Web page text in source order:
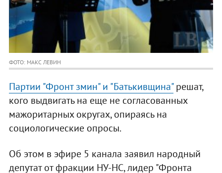
ФОТО: МАКС ЛЕВИН
Партии "Фронт змин" и "Батькивщина"решат,
кого выдвигать на еще не согласованных
мажоритарных округах, опираясь на
социологические опросы.
Об этом в эфире 5 канала заявил народный
депутат от фракции НУ-НС, лидер "Фронта